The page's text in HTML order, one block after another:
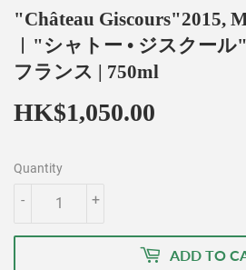
"Château Giscours"2015,
︱"シャトー • ジスクー
フランス | 750ml
HK$1,050.00
Quantity
+
-
ADD TO